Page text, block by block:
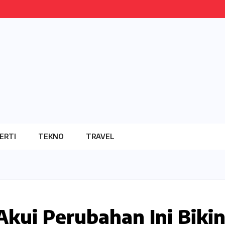
TEKNO TRAVEL
Perubahan Ini Bikin